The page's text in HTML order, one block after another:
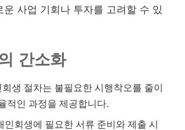
운 사업 기회나 투자를 고려할 수 있
간소화
생 절차는 불필요한 시행착오를 줄이
적인 과정을 제공합니다.
인회생에 필요한 서류 준비와 제출 시